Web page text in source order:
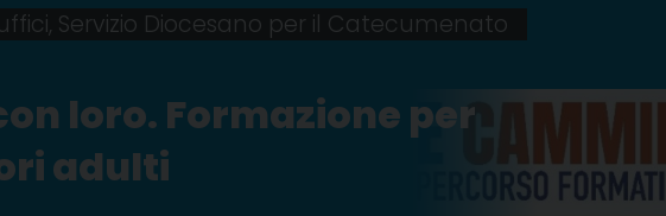
, Servizio Diocesano per il Catecumenato
loro. Formazione per
adulti